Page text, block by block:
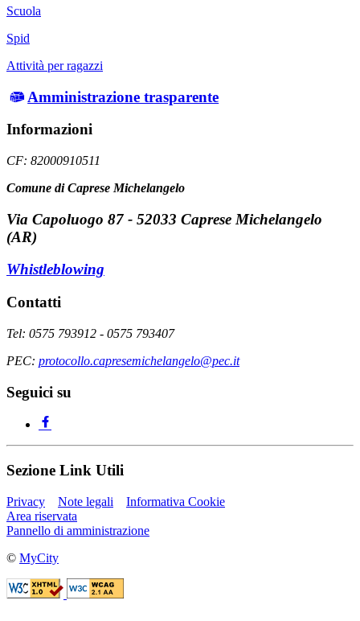
Scuola
Spid
Attività per ragazzi
Amministrazione trasparente
Informazioni
CF: 82000910511
Comune di Caprese Michelangelo
Via Capoluogo 87 - 52033 Caprese Michelangelo
(AR)
Whistleblowing
Contatti
Tel: 0575 793912 - 0575 793407
PEC: protocollo.capresemichelangelo@pec.it
Seguici su
Sezione Link Utili
Privacy Note legali
Informativa Cookie
Area riservata
Pannello di amministrazione
© MyCity